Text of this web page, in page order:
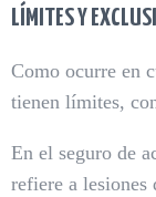
LÍMITES Y
Como ocurre en
tienen límites,
En el seguro de
refiere a lesiones